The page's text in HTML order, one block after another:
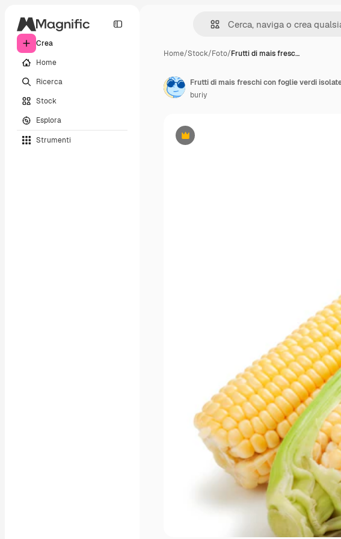
Crea
Home
Ricerca
Stock
Esplora
Strumenti
Home/Stock/Foto/Frutti di mais fresc…
Premium
Frutti di mais freschi con foglie verdi
buriy